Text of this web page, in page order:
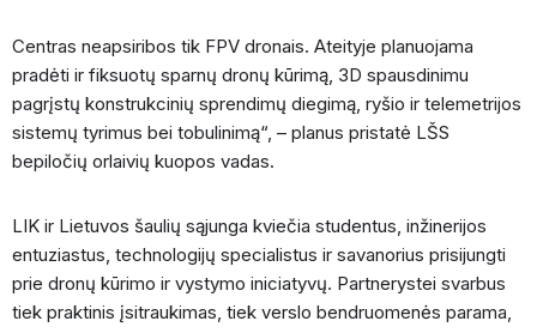
Centras neapsiribos tik FPV dronais. Ateityje planuojama
pradėti ir fiksuotų sparnų dronų kūrimą, 3D spausdinimu
pagrįstų konstrukcinių sprendimų diegimą, ryšio ir telemetrijos
sistemų tyrimus bei tobulinimą“, – planus pristatė LŠS
bepiločių orlaivių kuopos vadas.
LIK ir Lietuvos šaulių sąjunga kviečia studentus, inžinerijos
entuziastus, technologijų specialistus ir savanorius prisijungti
prie dronų kūrimo ir vystymo iniciatyvų. Partnerystei svarbus
tiek praktinis įsitraukimas, tiek verslo bendruomenės parama,